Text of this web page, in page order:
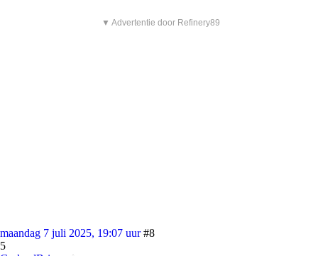
▼ Advertentie door Refinery89
maandag 7 juli 2025, 19:07 uur #8
5